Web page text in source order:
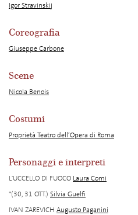
Igor Stravinskij
Coreografia
Giuseppe Carbone
Scene
Nicola Benois
Costumi
Proprietà Teatro dell’Opera di Roma
Personaggi e interpreti
L'UCCELLO DI FUOCO Laura Comi
*(30, 31 OTT.) Silvia Guelfi
IVAN ZAREVICH Augusto Paganini